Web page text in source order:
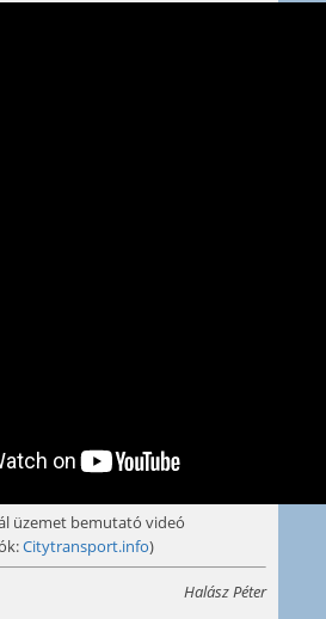
üzemet bemutató videó
Citytransport.info)
Halász Péter